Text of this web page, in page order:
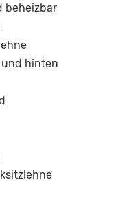
beheizbar
hinten